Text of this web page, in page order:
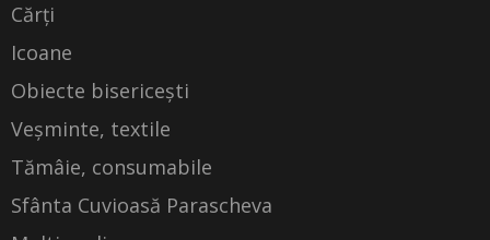
Cărți
Icoane
Obiecte bisericești
Veșminte, textile
Tămâie, consumabile
Sfânta Cuvioasă Parascheva